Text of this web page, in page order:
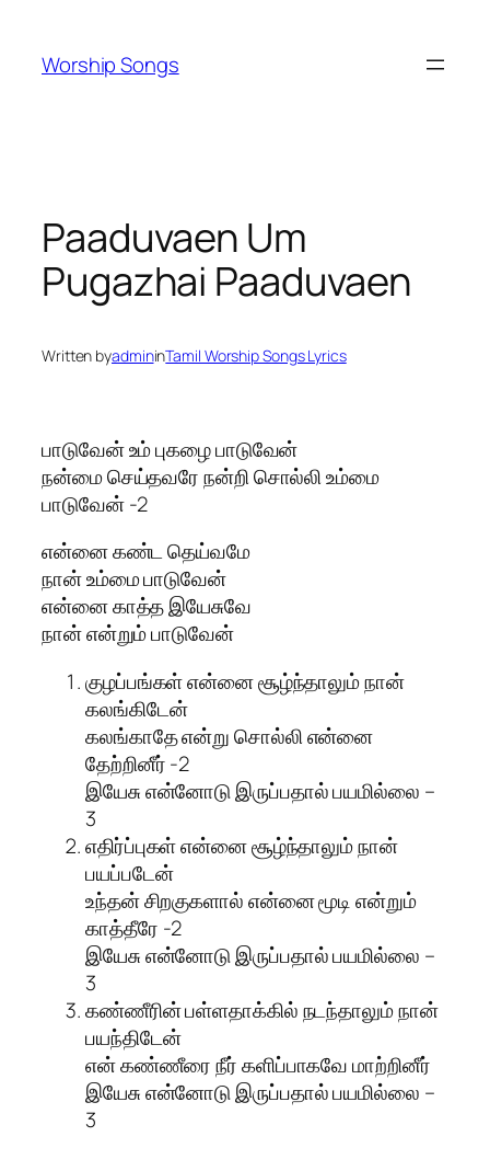
content
Worship Songs
Paaduvaen Um
Pugazhai Paaduvaen
Written byadmininTamil Worship Songs Lyrics
பாடுவேன் உம் புகழை பாடுவேன்
நன்மை செய்தவரே நன்றி சொல்லி உம்மை
பாடுவேன் -2
என்னை கண்ட தெய்வமே
நான் உம்மை பாடுவேன்
என்னை காத்த இயேசுவே
நான் என்றும் பாடுவேன்
குழப்பங்கள் என்னை சூழ்ந்தாலும் நான்
கலங்கிடேன்
கலங்காதே என்று சொல்லி என்னை
தேற்றினீர் -2
இயேசு என்னோடு இருப்பதால் பயமில்லை –
3
எதிர்ப்புகள் என்னை சூழ்ந்தாலும் நான்
பயப்படேன்
உந்தன் சிறகுகளால் என்னை மூடி என்றும்
காத்தீரே -2
இயேசு என்னோடு இருப்பதால் பயமில்லை –
3
கண்ணீரின் பள்ளதாக்கில் நடந்தாலும் நான்
பயந்திடேன்
என் கண்ணீரை நீர் களிப்பாகவே மாற்றினீர்
இயேசு என்னோடு இருப்பதால் பயமில்லை –
3